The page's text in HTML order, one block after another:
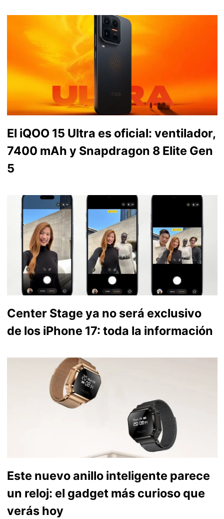
El iQOO 15 Ultra es oficial: ventilador,
7400 mAh y Snapdragon 8 Elite Gen
5
Center Stage ya no será exclusivo
de los iPhone 17: toda la información
Este nuevo anillo inteligente parece
un reloj: el gadget más curioso que
verás hoy